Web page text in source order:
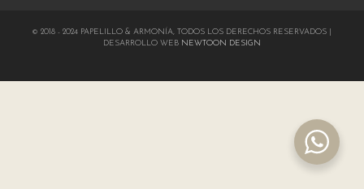
© 2018 - 2024 PAPELILLO & ARMONÍA, TODOS LOS DERECHOS RESERVADOS |
DESARROLLO WEB NEWTOON DESIGN